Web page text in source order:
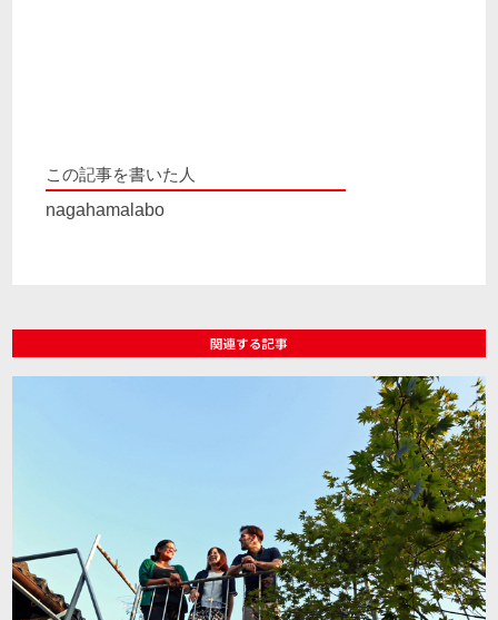
この記事を書いた人
nagahamalabo